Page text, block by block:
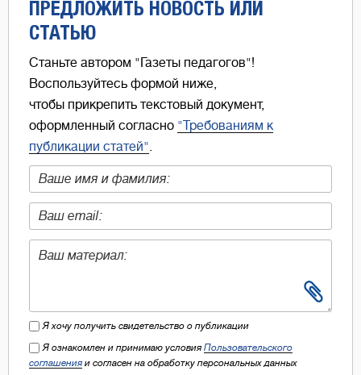
ПРЕДЛОЖИТЬ НОВОСТЬ ИЛИ
СТАТЬЮ
Станьте автором "Газеты педагогов"!
Воспользуйтесь формой ниже,
чтобы прикрепить текстовый документ,
оформленный согласно "Требованиям к
публикации статей"
Я хочу получить свидетельство о публикации
Я ознакомлен и принимаю условия Пользовательского
соглашения и согласен на обработку персональных данных